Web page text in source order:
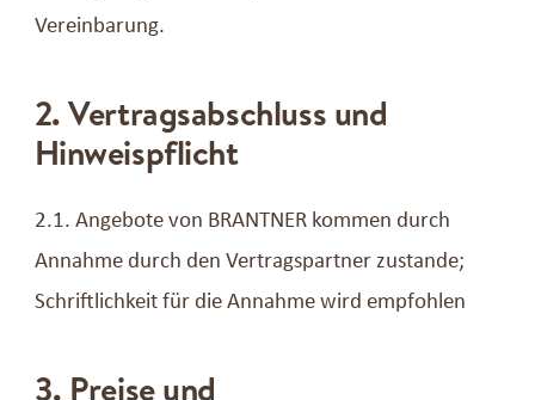
Vereinbarung.
2. Vertragsabschluss und
Hinweispflicht
2.1. Angebote von BRANTNER kommen durch
Annahme durch den Vertragspartner zustande;
Schriftlichkeit für die Annahme wird empfohlen
3. Preise und